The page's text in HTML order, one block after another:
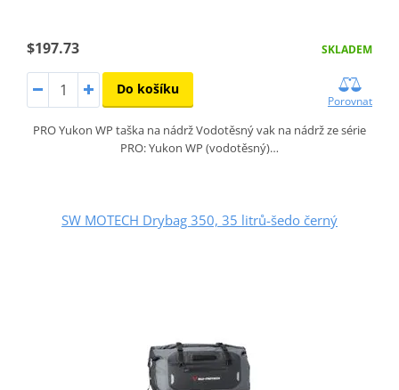
$197.73 SKLADEM
Do košíku
Porovnat
PRO Yukon WP taška na nádrž Vodotěsný vak na nádrž ze série
PRO: Yukon WP (vodotěsný)…
SW MOTECH Drybag 350, 35 litrů-šedo černý